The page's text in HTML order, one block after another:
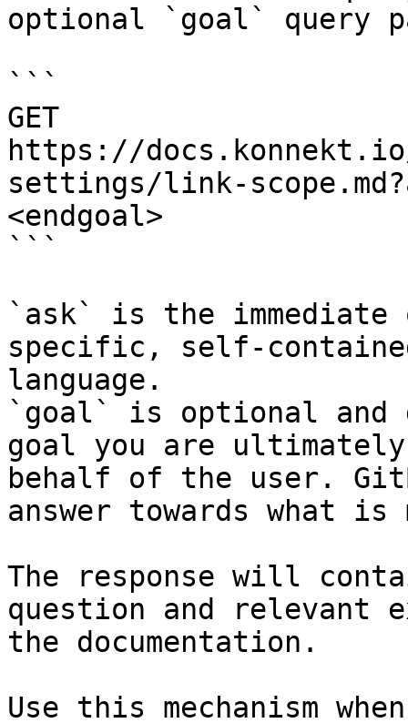
optional `goal` query
```
GET
https://
settings/link-
<endgoal>
```
`ask` is the
specific, self-
language.
`goal` is optional and
goal you are
behalf of the user.
answer towards what
The response will
question and relevant
the documentation.
Use this mechanism